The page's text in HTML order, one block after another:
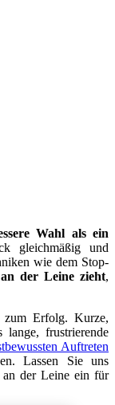
Wahl als ein
gleichmäßig und
wie dem Stop-
an der Leine zieht,
zum Erfolg. Kurze,
lange, frustrierende
Auftreten
Lassen Sie uns
an der Leine ein für